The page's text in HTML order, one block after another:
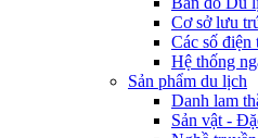
Cơ sở lưu
Các số điện
Hệ thống
Sản phẩm du lịch
Danh lam
Sản vật -